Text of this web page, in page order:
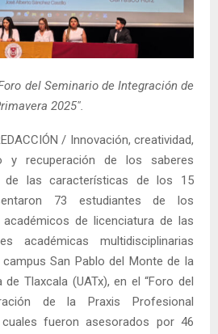
del Seminario de Integración de
2025″.
/ Innovación, creatividad,
y recuperación de los saberes
de las características de los 15
73 estudiantes de los
de licenciatura de las
académicas multidisciplinarias
San Pablo del Monte de la
Tlaxcala (UATx), en el “Foro del
de la Praxis Profesional
cuales fueron asesorados por 46